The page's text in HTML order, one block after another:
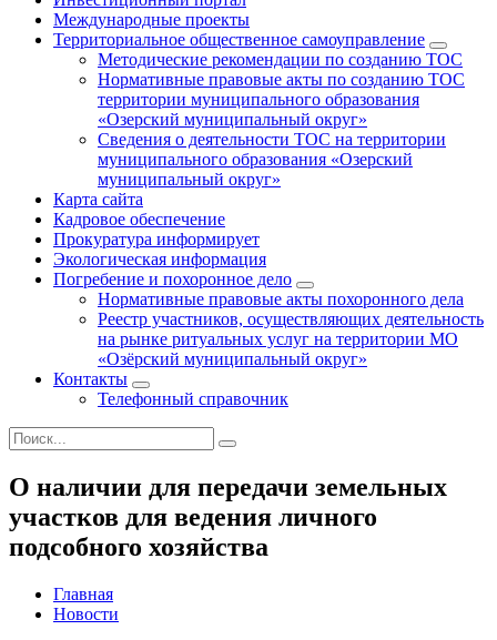
Международные проекты
Территориальное общественное самоуправление
Методические рекомендации по созданию ТОС
Нормативные правовые акты по созданию ТОС
территории муниципального образования
«Озерский муниципальный округ»
Сведения о деятельности ТОС на территории
муниципального образования «Озерский
муниципальный округ»
Карта сайта
Кадровое обеспечение
Прокуратура информирует
Экологическая информация
Погребение и похоронное дело
Нормативные правовые акты похоронного дела
Реестр участников, осуществляющих деятельность
на рынке ритуальных услуг на территории МО
«Озёрский муниципальный округ»
Контакты
Телефонный справочник
О наличии для передачи земельных
участков для ведения личного
подсобного хозяйства
Главная
Новости